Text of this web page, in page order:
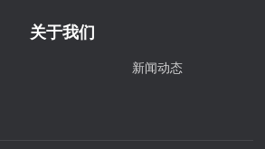
关于我们
新闻动态